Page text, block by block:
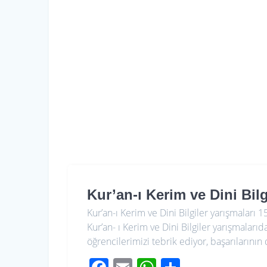
Kur’an-ı Kerim ve Dini
Kur’an-ı Kerim ve Dini Bilgiler
Kur’an- ı Kerim ve Dini Bilgiler
öğrencilerimizi tebrik ediyor, başarılarının